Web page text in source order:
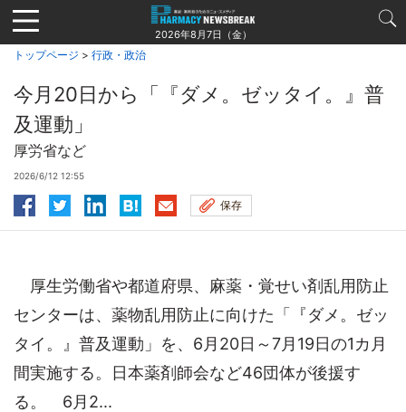
Jump
to
navigation
2026年8月7日（金）
トップページ > 行政・政治
今月20日から「『ダメ。ゼッタイ。』普
及運動」
厚労省など
2026/6/12 12:55
保存
厚生労働省や都道府県、麻薬・覚せい剤乱用防止
センターは、薬物乱用防止に向けた「『ダメ。ゼッ
タイ。』普及運動」を、6月20日～7月19日の1カ月
間実施する。日本薬剤師会など46団体が後援す
る。 6月2...